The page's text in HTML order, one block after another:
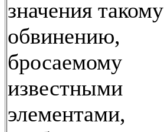
значения такому
обвинению,
бросаемому
известными
элементами,